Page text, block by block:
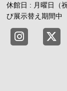
休館日 : 月曜日（
び展示替え期間中
東京